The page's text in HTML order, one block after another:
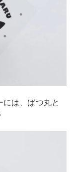
には、ばつ丸と